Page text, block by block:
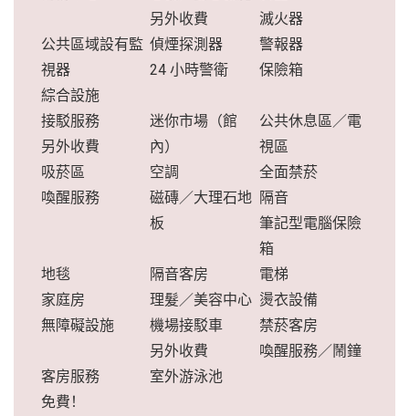
另外收費
滅火器
公共區域設有監
視器
偵煙探測器
警報器
24 小時警衛
保險箱
綜合設施
接駁服務
另外收費
迷你市場（館
內）
公共休息區／電
視區
吸菸區
空調
全面禁菸
喚醒服務
磁磚／大理石地
板
隔音
筆記型電腦保險
箱
地毯
隔音客房
電梯
家庭房
理髮／美容中心 燙衣設備
無障礙設施
機場接駁車
另外收費
禁菸客房
喚醒服務／鬧鐘
客房服務
室外游泳池
免費！